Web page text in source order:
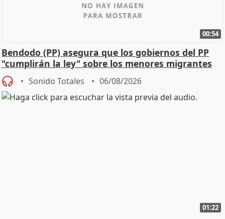
00:54
Bendodo (PP) asegura que los gobiernos del PP
"cumplirán la ley" sobre los menores migrantes
Sonido Totales 06/08/2026
01:22